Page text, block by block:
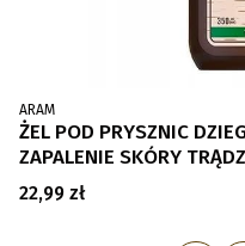
PRODUCENT
ARAM
ŻEL POD PRYSZNIC
ZAPALENIE SKÓRY
Cena
22,99 zł